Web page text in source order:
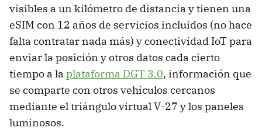
visibles a un kilómetro de distancia y tienen una
eSIM con 12 años de servicios incluidos (no hace
falta contratar nada más) y conectividad IoT para
enviar la posición y otros datos cada cierto
tiempo a la plataforma DGT 3.0, información que
se comparte con otros vehículos cercanos
mediante el triángulo virtual V-27 y los paneles
luminosos.